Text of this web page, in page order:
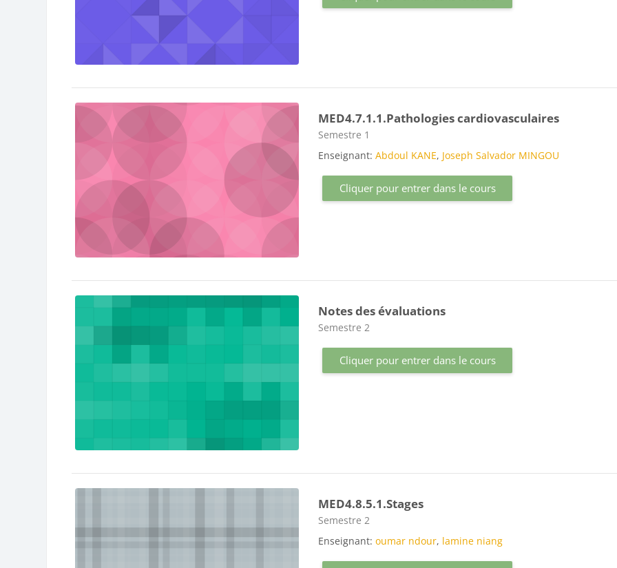
MED4.7.1.1.Pathologies cardiovasculaires
Catégorie de cours
Semestre 1
Enseignant:Abdoul KANE, Joseph Salvador MINGOU
Cliquer pour entrer dans le cours
Notes des évaluations
Catégorie de cours
Semestre 2
Cliquer pour entrer dans le cours
MED4.8.5.1.Stages
Catégorie de cours
Semestre 2
Enseignant:oumar ndour, lamine niang